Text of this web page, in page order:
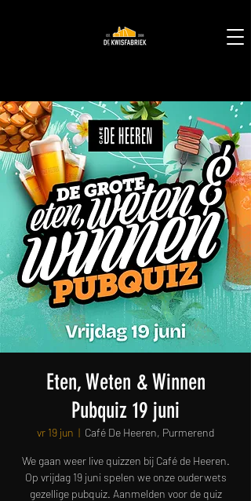
Eten, Weten & Winnen
Pubquiz 19 juni
vr 19 jun
  |
Café De Heeren, Purmerend
We gaan weer live quizzen bij Café de Heeren.
Op vrijdag 19 juni spelen we onze ouderwets
gezellige pubquiz. Aanmelden voor de quiz